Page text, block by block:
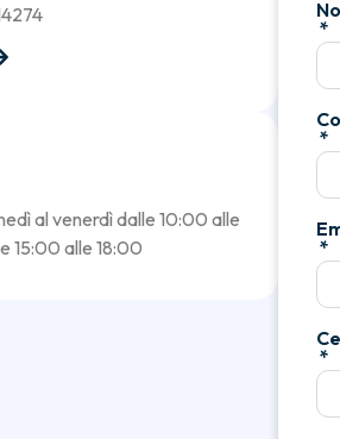
al venerdì dalle 10:00 alle
15:00 alle 18:00